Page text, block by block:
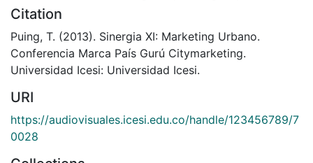
Citation
Puing, T. (2013). Sinergia XI: Marketing Urbano.
Conferencia Marca País Gurú Citymarketing.
Universidad Icesi: Universidad Icesi.
URI
https://audiovisuales.icesi.edu.co/handle/123456789/7
0028